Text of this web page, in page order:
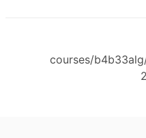
courses/